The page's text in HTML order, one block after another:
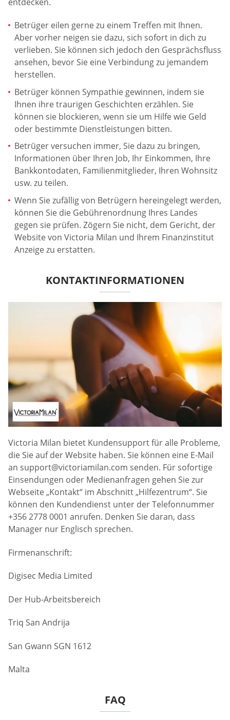
Betrüger eilen gerne zu einem Treffen mit Ihnen.
Aber vorher neigen sie dazu, sich sofort in dich zu
verlieben. Sie können sich jedoch den Gesprächsfluss
ansehen, bevor Sie eine Verbindung zu jemandem
herstellen.
Betrüger können Sympathie gewinnen, indem sie
Ihnen ihre traurigen Geschichten erzählen. Sie
können sie blockieren, wenn sie um Hilfe wie Geld
oder bestimmte Dienstleistungen bitten.
Betrüger versuchen immer, Sie dazu zu bringen,
Informationen über Ihren Job, Ihr Einkommen, Ihre
Bankkontodaten, Familienmitglieder, Ihren Wohnsitz
usw. zu teilen.
Wenn Sie zufällig von Betrügern hereingelegt werden,
können Sie die Gebührenordnung Ihres Landes
gegen sie prüfen. Zögern Sie nicht, dem Gericht, der
Website von Victoria Milan und Ihrem Finanzinstitut
Anzeige zu erstatten.
KONTAKTINFORMATIONEN
Victoria Milan bietet Kundensupport für alle Probleme,
die Sie auf der Website haben. Sie können eine E-Mail
an support@victoriamilan.com senden. Für sofortige
Einsendungen oder Medienanfragen gehen Sie zur
Webseite „Kontakt“ im Abschnitt „Hilfezentrum“. Sie
können den Kundendienst unter der Telefonnummer
+356 2778 0001 anrufen. Denken Sie daran, dass
Manager nur Englisch sprechen.
Firmenanschrift:
Digisec Media Limited
Der Hub-Arbeitsbereich
Triq San Andrija
San Gwann SGN 1612
Malta
FAQ